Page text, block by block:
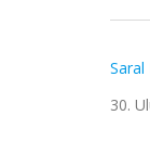
Saral
30.